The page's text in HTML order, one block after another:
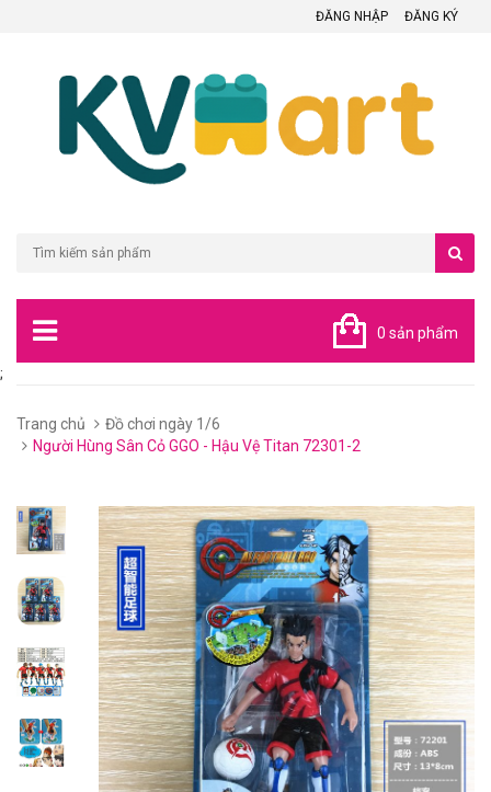
ĐĂNG NHẬP ĐĂNG KÝ
0 sản phẩm
;
Trang chủ
Đồ chơi ngày 1/6
Người Hùng Sân Cỏ GGO - Hậu Vệ Titan 72301-2